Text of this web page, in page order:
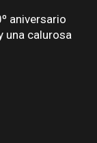
aniversario
una calurosa